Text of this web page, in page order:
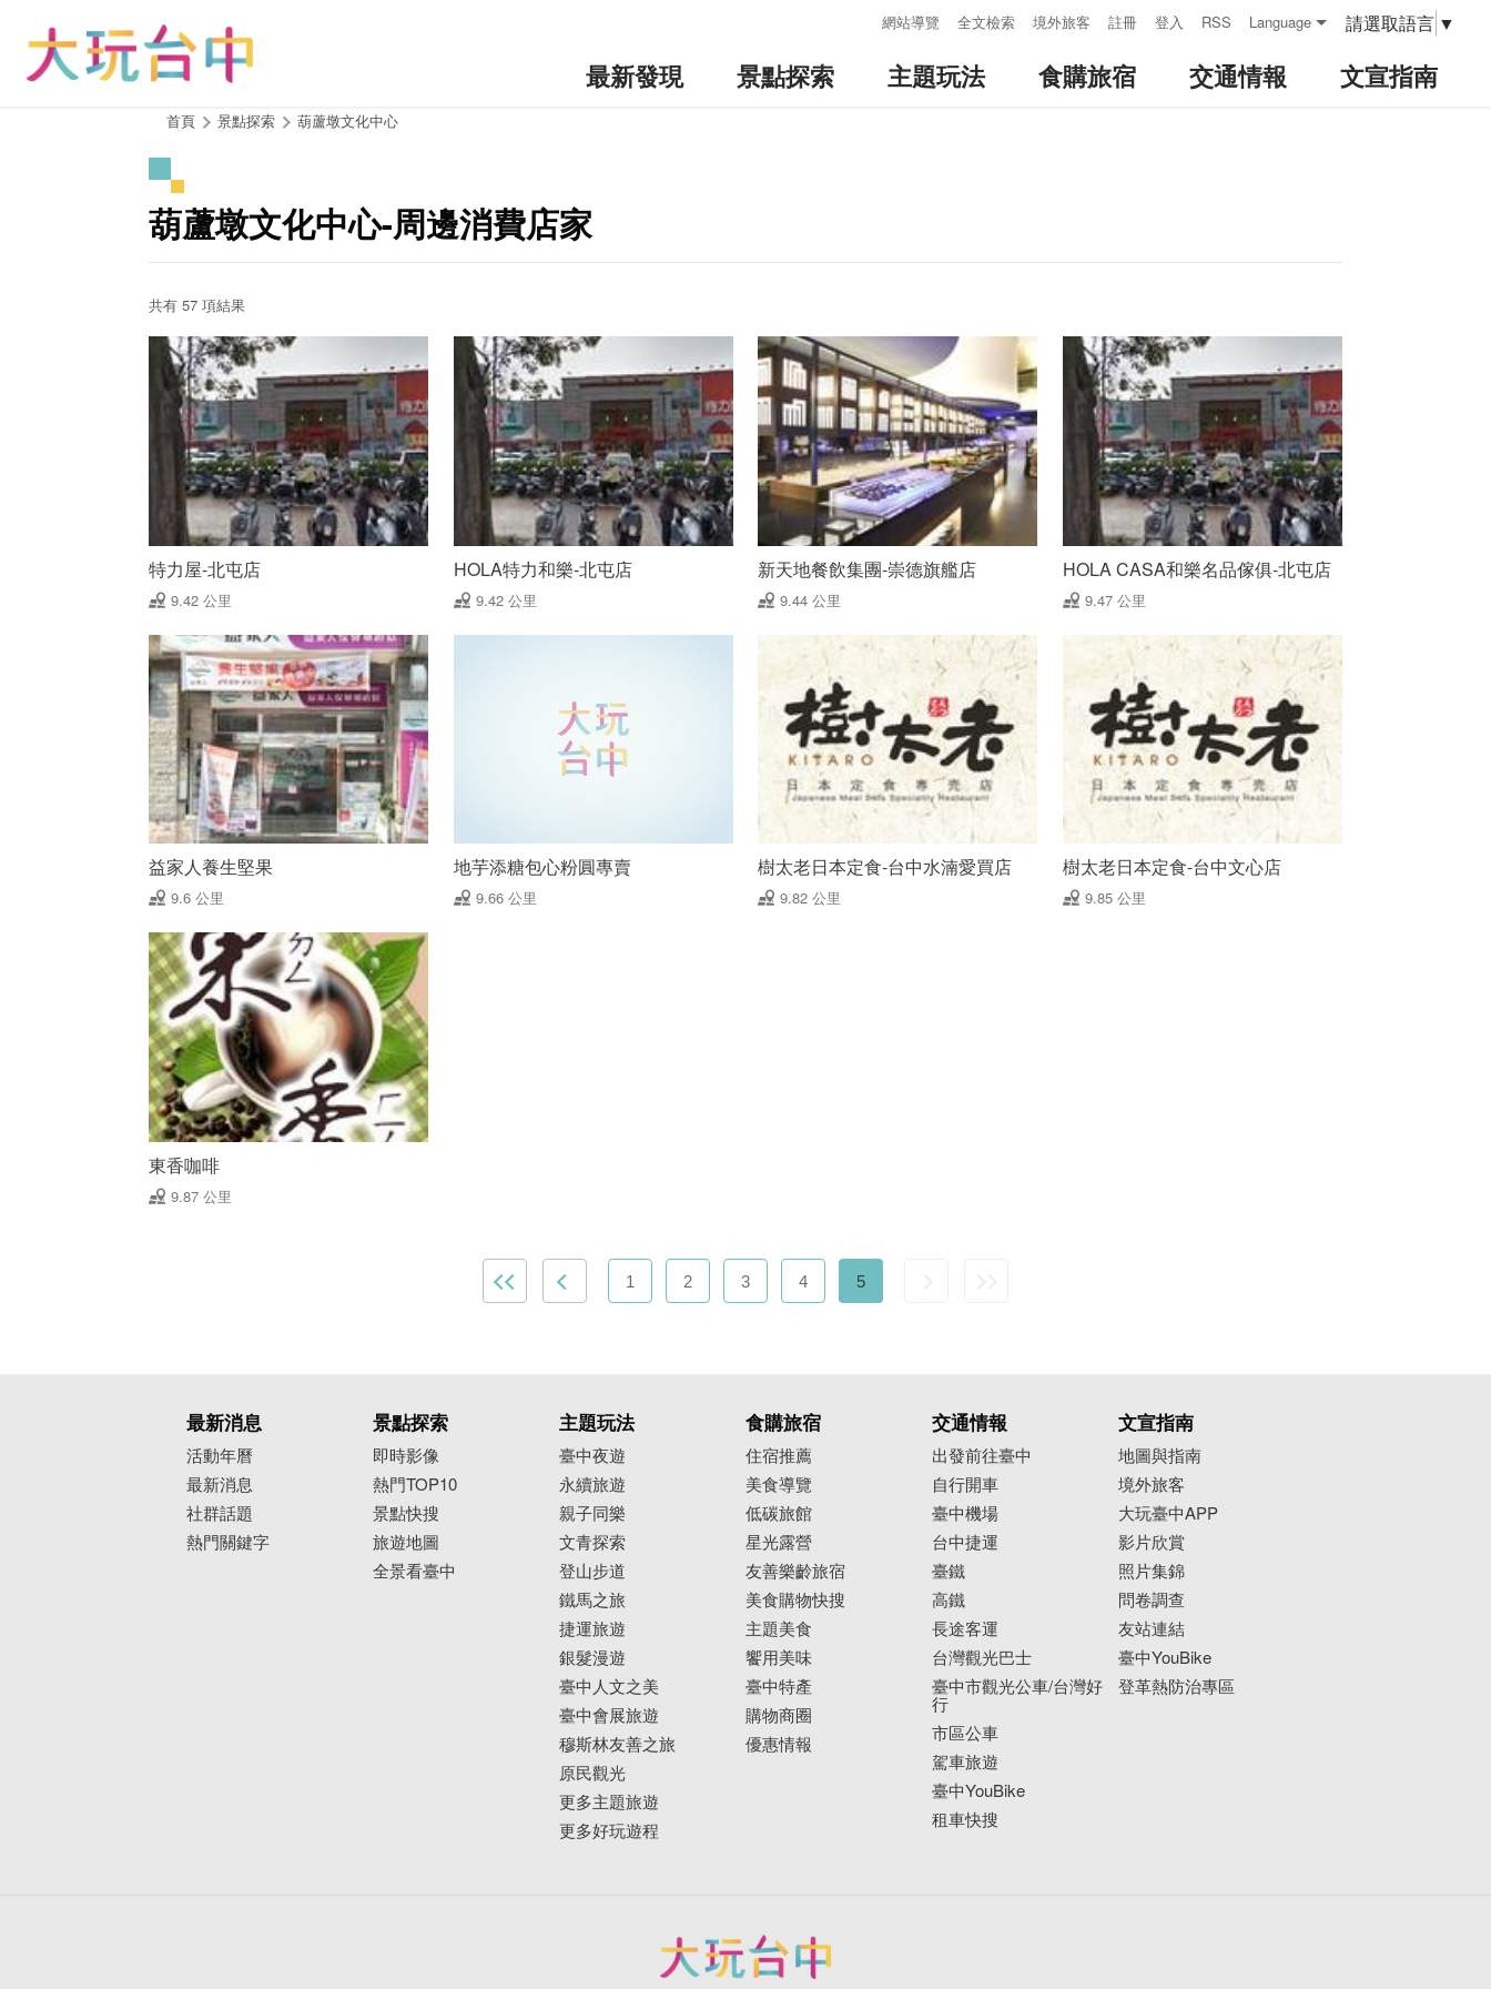
網站導覽 全文檢索 境外旅客 註冊 登入 RSS Language 請選取語言 ▼
最新發現 景點探索 主題玩法 食購旅宿 交通情報 文宣指南
首頁 景點探索 葫蘆墩文化中心
葫蘆墩文化中心-周邊消費店家
共有 57 項結果
特力屋-北屯店
9.42 公里
HOLA特力和樂-北屯店
9.42 公里
新天地餐飲集團-崇德旗艦店
9.44 公里
HOLA CASA和樂名品傢俱-北屯店
9.47 公里
益家人養生堅果
9.6 公里
地芋添糖包心粉圓專賣
9.66 公里
樹太老日本定食-台中水湳愛買店
9.82 公里
樹太老日本定食-台中文心店
9.85 公里
東香咖啡
9.87 公里
1 2 3 4 5
最新消息
活動年曆
最新消息
社群話題
熱門關鍵字
景點探索
即時影像
熱門TOP10
景點快搜
旅遊地圖
全景看臺中
主題玩法
臺中夜遊
永續旅遊
親子同樂
文青探索
登山步道
鐵馬之旅
捷運旅遊
銀髮漫遊
臺中人文之美
臺中會展旅遊
穆斯林友善之旅
原民觀光
更多主題旅遊
更多好玩遊程
食購旅宿
住宿推薦
美食導覽
低碳旅館
星光露營
友善樂齡旅宿
美食購物快搜
主題美食
饗用美味
臺中特產
購物商圈
優惠情報
交通情報
出發前往臺中
自行開車
臺中機場
台中捷運
臺鐵
高鐵
長途客運
台灣觀光巴士
臺中市觀光公車/台灣好
行
市區公車
駕車旅遊
臺中YouBike
租車快搜
文宣指南
地圖與指南
境外旅客
大玩臺中APP
影片欣賞
照片集錦
問卷調查
友站連結
臺中YouBike
登革熱防治專區